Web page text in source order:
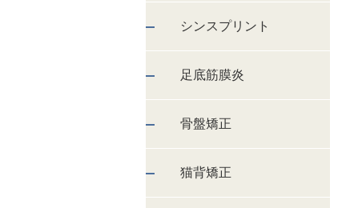
シンスプリント
足底筋膜炎
骨盤矯正
猫背矯正